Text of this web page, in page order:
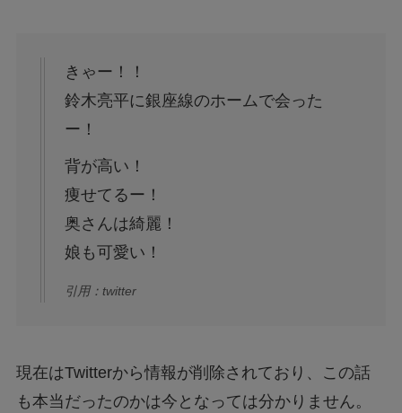
きゃー！！
鈴木亮平に銀座線のホームで会った
ー！
背が高い！
痩せてるー！
奥さんは綺麗！
娘も可愛い！
引用：twitter
現在はTwitterから情報が削除されており、この話
も本当だったのかは今となっては分かりません。